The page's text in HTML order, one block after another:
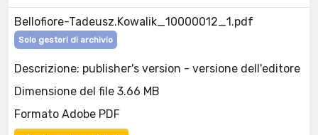
Bellofiore-Tadeusz.Kowalik_10000012_1.pdf
Solo gestori di archivio
Descrizione: publisher's version - versione dell'editore
Dimensione del file 3.66 MB
Formato Adobe PDF